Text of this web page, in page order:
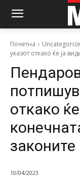
Почетна
указот откако ќе ја
откако
законите
10/04/2023